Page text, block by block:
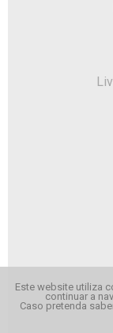
Este website utiliza
continuar a
Caso pretenda